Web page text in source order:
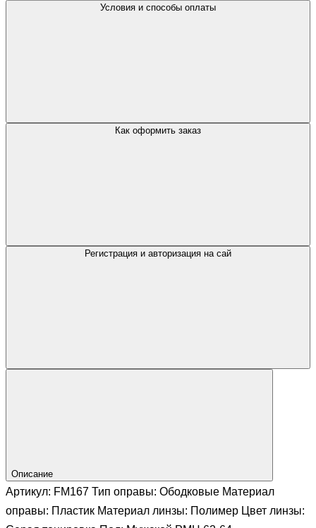
Условия и способы оплаты
Как оформить заказ
Регистрация и авторизация на сай
Описание
Артикул: FM167 Тип оправы: Ободковые Материал
оправы: Пластик Материал линзы: Полимер Цвет линзы: